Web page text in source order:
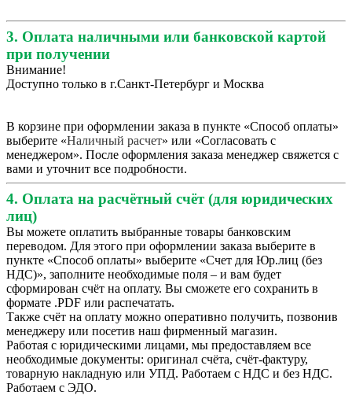
3. Оплата наличными или банковской картой
при получении
Внимание!
Доступно только в г.Санкт-Петербург и Москва
В корзине при оформлении заказа в пункте «Способ оплаты»
выберите «Наличный расчет» или «Согласовать с
менеджером». После оформления заказа менеджер свяжется с
вами и уточнит все подробности.
4. Оплата на расчётный счёт (для юридических
лиц)
Вы можете оплатить выбранные товары банковским
переводом. Для этого при оформлении заказа выберите в
пункте «Способ оплаты» выберите «Счет для Юр.лиц (без
НДС)», заполните необходимые поля – и вам будет
сформирован счёт на оплату. Вы сможете его сохранить в
формате .PDF или распечатать.
Также счёт на оплату можно оперативно получить, позвонив
менеджеру или посетив наш фирменный магазин.
Работая с юридическими лицами, мы предоставляем все
необходимые документы: оригинал счёта, счёт-фактуру,
товарную накладную или УПД. Работаем с НДС и без НДС.
Работаем с ЭДО.